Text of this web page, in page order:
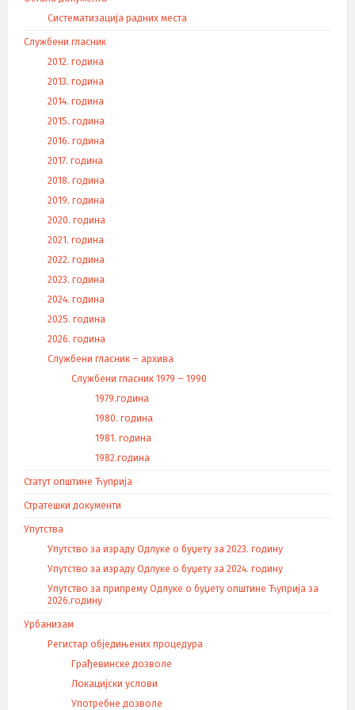
Систематизација радних места
Службени гласник
2012. година
2013. година
2014. година
2015. година
2016. година
2017. година
2018. година
2019. година
2020. година
2021. година
2022. година
2023. година
2024. година
2025. година
2026. година
Службени гласник – архива
Службени гласник 1979 – 1990
1979.година
1980. година
1981. година
1982.година
Статут општине Ћуприја
Стратешки документи
Упутства
Упутство за израду Одлуке о буџету за 2023. годину
Упутство за израду Одлуке о буџету за 2024. годину
Упутство за припрему Одлуке о буџету општине Ћуприја за
2026.годину
Урбанизам
Регистар обједињених процедура
Грађевинске дозволе
Локацијски услови
Употребне дозволе